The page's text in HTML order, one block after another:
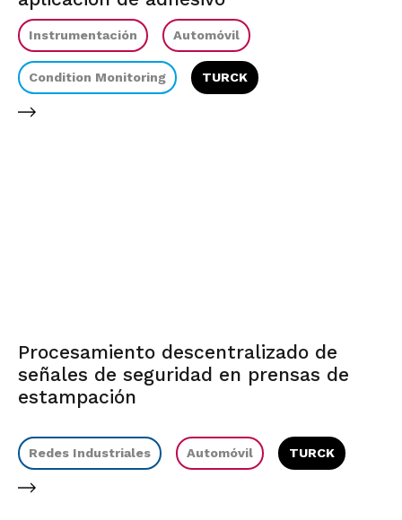
Instrumentación Automóvil
Condition Monitoring TURCK
Procesamiento descentralizado de
señales de seguridad en prensas de
estampación
Redes Industriales Automóvil TURCK